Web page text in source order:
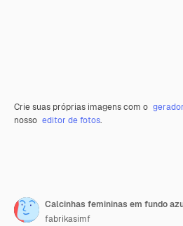
Crie suas próprias imagens com o
nosso editor de fotos.
Calcinhas femininas em fundo
fabrikasimf